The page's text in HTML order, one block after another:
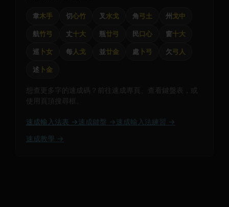
韋木手 切心竹 叉 水戈 角弓土 州 戈中
航竹弓 丈十大 瓶廿弓 民口心 窗十大
巡 卜女 每人戈 並廿金 處 卜弓 欠弓人
述 卜金
想查更多字的速成碼？前往速成專頁、查看鍵盤表，或
使用頁頂搜尋框。
速成輸入法表 → 速成鍵盤 → 速成輸入法練習 →
速成教學 →